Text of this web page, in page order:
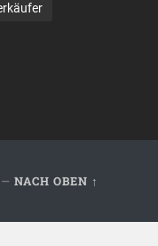
— NACH OBEN ↑